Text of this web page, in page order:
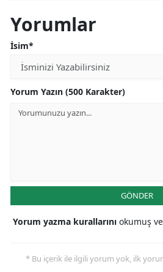
Yorumlar
İsim*
Yorum Yazın (500 Karakter)
GÖNDER
Yorum yazma kurallarını okumuş ve
* Bu içerik ile ilgili yorum yok, ilk